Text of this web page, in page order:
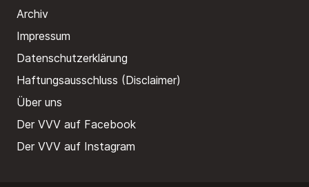
Archiv
Impressum
Datenschutzerklärung
Haftungsausschluss (Disclaimer)
Über uns
Der VVV auf Facebook
Der VVV auf Instagram